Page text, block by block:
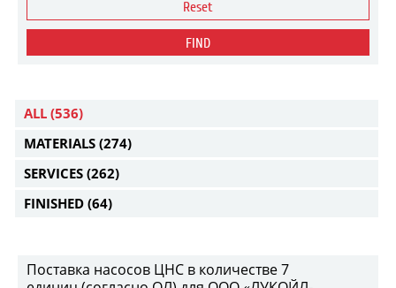
Reset
FIND
ALL (536)
MATERIALS (274)
SERVICES (262)
FINISHED (64)
Поставка насосов ЦНС в количестве 7